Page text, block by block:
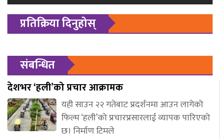
प्रतिक्रिया दिनुहोस्
संबन्धित
देशभर ‘हली’को प्रचार आक्रामक
यही साउन २२ गतेबाट प्रदर्शनमा आउन लागेको
फिल्म ‘हली’को प्रचारप्रसारलाई व्यापक पारिएको
छ। निर्माण टिमले